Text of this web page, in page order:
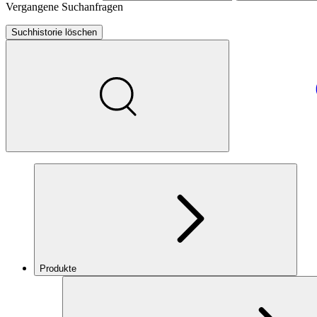
Vergangene Suchanfragen
Suchhistorie löschen
Produkte